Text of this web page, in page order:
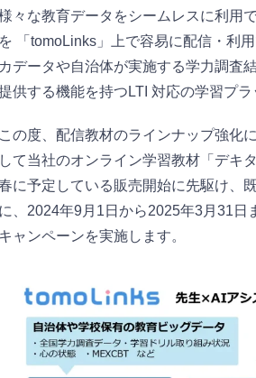
々な教育データをシームレスに利用
を 「tomoLinks」上で容易に配信・利
カデータや自治体が実施する学力調査
供する機能を持つLTI 対応の学習プ
この度、配信教材のラインナップ強化
して当社のオンライン学習教材「デキ
に予定している販売開始に先駆け、
に、2024年9月1日から2025年3月31日
キャンペーンを実施します。